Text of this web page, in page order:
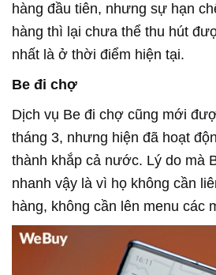
hàng đầu tiên, nhưng sự hạn
hàng thì lại chưa thể thu hút
nhất là ở thời điểm hiện tại.
Be đi chợ
Dịch vụ Be đi chợ cũng mới
tháng 3, nhưng hiện đã hoạt
thành khắp cả nước. Lý do mà
nhanh vậy là vì họ không cần
hàng, không cần lên menu các